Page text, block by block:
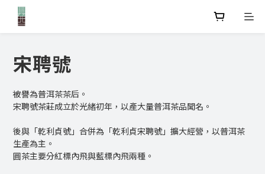
宋聘號
被譽為普洱茶茶后。
宋聘號茶莊成立於光緒初年，以產大量普洱茶品聞名。
後與「乾利貞號」合併為「乾利貞宋聘號」擴大經營，以普洱茶
生產為主。
圓茶主要分紅標內飛與藍標內飛兩種。